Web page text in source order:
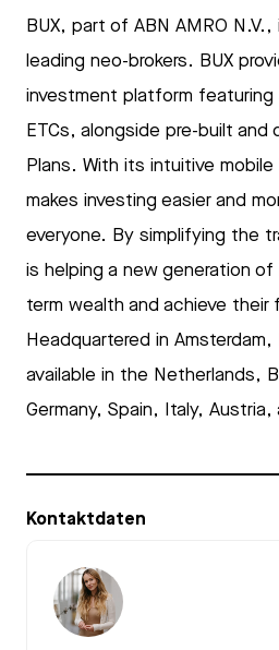
BUX, part of ABN AMRO N.V.,
leading neo-brokers. BUX
investment platform featuring
ETCs, alongside pre-built
Plans. With its intuitive
makes investing easier and
everyone. By simplifying the
is helping a new generation of
term wealth and achieve their
Headquartered in Amsterdam,
available in the Netherlands,
Germany, Spain, Italy, Austria,
Kontaktdaten